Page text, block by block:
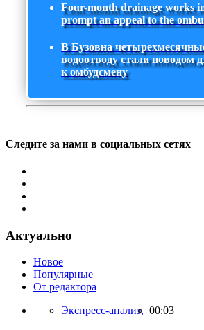
Four-month drainage works
prompt an appeal to the
В Бузовна
водоотводу стали поводом
к омбудсмену
Следите за нами в социальных сетях
Актуально
Новое
Популярные
От редактора
Экспресс-анализ, 00:03